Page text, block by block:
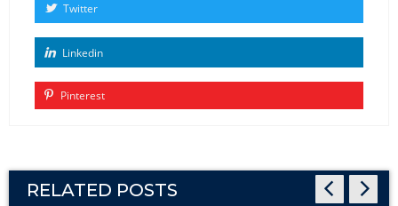
Twitter
Linkedin
Pinterest
RELATED POSTS